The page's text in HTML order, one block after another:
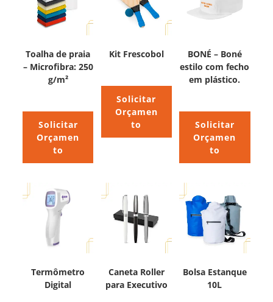
Toalha de praia
– Microfibra: 250
g/m²
Solicitar
Orçamen
to
Kit Frescobol
Solicitar
Orçamen
to
BONÉ – Boné
estilo com fecho
em plástico.
Solicitar
Orçamen
to
Termômetro
Digital
Caneta Roller
para Executivo
Bolsa Estanque
10L